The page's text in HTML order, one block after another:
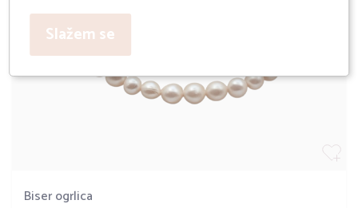
Biser ogrlica
Slažem se